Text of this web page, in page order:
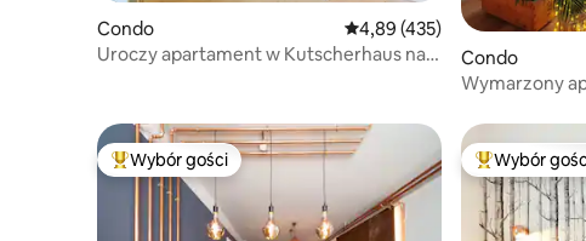
Condo Średnia ocena: 4,89 na 5,
4,89 (435)
Uroczy apartament w Kutscherhaus nad
Condo
Wymarzony
Najpopularniejsze z kategorii Wybór gości
Wybór gości Wybór